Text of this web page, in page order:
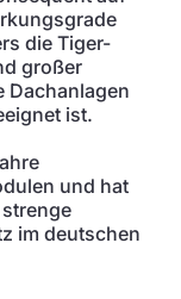
die Tiger-
großer
Dachanlagen
ist.
und hat
im deutschen